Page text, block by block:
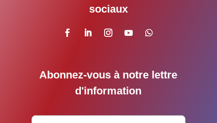
sociaux
Abonnez-vous à notre lettre
d'information